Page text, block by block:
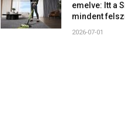
emelve: Itt a
mindent
2026-07-01